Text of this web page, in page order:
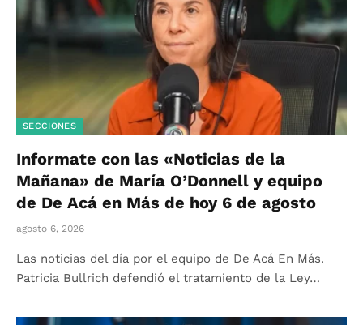
SECCIONES
Informate con las «Noticias de la
Mañana» de María O’Donnell y equipo
de De Acá en Más de hoy 6 de agosto
agosto 6, 2026
Las noticias del día por el equipo de De Acá En Más.
Patricia Bullrich defendió el tratamiento de la Ley…